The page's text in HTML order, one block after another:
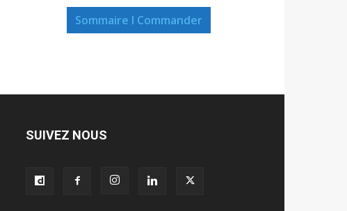
Sommaire I Commander
SUIVEZ NOUS